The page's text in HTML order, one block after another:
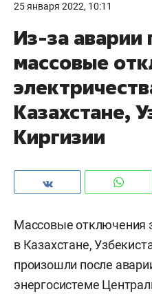
25 января 2022, 10:11
Из-за аварии
массовые
Казахстане,
Киргизии
Массовые отключения
в Казахстане,
произошли после
энергосистеме